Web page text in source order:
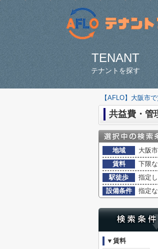
TENANT
テナントを探す
【AFLO】大阪市
共益費・管
地域
大阪
賃料
下限
駅徒歩
指定
設備条件
指定
▼賃料